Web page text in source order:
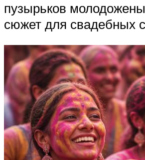
пузырьков
сюжет для свадебных